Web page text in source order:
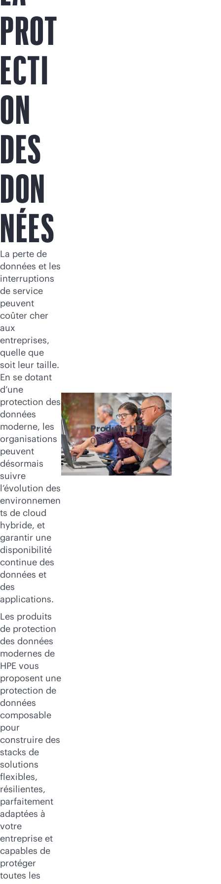
PROT
ECTI
ON
DES
DON
NÉES
La perte de
données et les
interruptions
de service
peuvent
coûter cher
aux
entreprises,
quelle que
soit leur taille.
En se dotant
d’une
protection des
données
moderne, les
organisations
peuvent
désormais
suivre
l’évolution des
environnemen
ts de cloud
hybride, et
garantir une
disponibilité
continue des
données et
des
applications.
Les produits
de protection
des données
modernes de
HPE vous
proposent une
protection de
données
composable
pour
construire des
stacks de
solutions
flexibles,
résilientes,
parfaitement
adaptées à
votre
entreprise et
capables de
protéger
toutes les
Produits HPE
pour la
protection des
données
01:50